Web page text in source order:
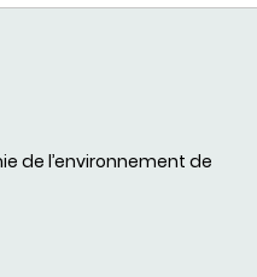
de l’environnement de